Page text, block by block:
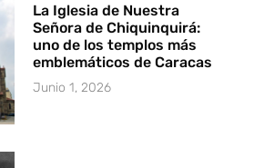
La Iglesia de Nuestra
Señora de Chiquinquirá:
uno de los templos más
emblemáticos de Caracas
Junio 1, 2026